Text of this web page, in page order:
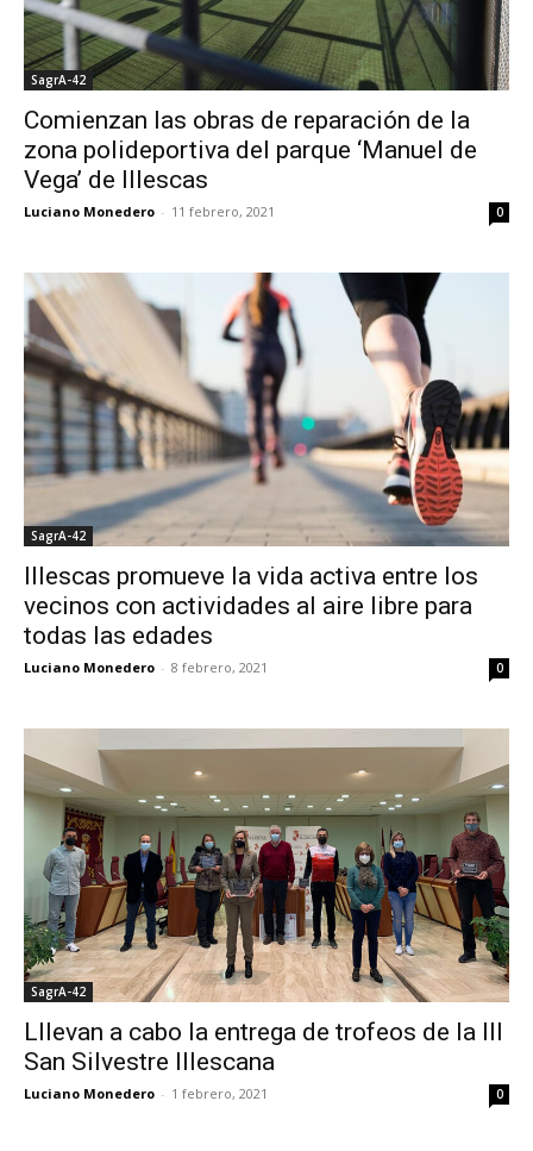
SagrA-42
Comienzan las obras de reparación de la
zona polideportiva del parque ‘Manuel de
Vega’ de Illescas
Luciano Monedero - 11 febrero, 2021 0
SagrA-42
Illescas promueve la vida activa entre los
vecinos con actividades al aire libre para
todas las edades
Luciano Monedero - 8 febrero, 2021 0
SagrA-42
Lllevan a cabo la entrega de trofeos de la III
San Silvestre Illescana
Luciano Monedero - 1 febrero, 2021 0